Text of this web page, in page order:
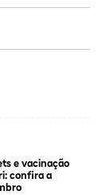
e vacinação
confira a